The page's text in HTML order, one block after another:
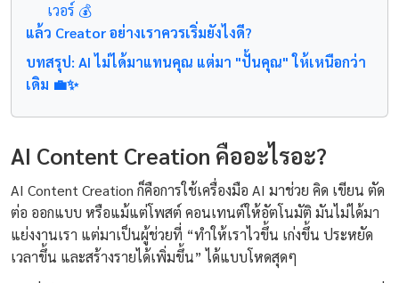
เวอร์ 💰
แล้ว Creator อย่างเราควรเริ่มยังไงดี?
บทสรุป: AI ไม่ได้มาแทนคุณ แต่มา "ปั้นคุณ" ให้เหนือกว่า
เดิม 💼✨
AI Content Creation คืออะไรอะ?
AI Content Creation ก็คือการใช้เครื่องมือ AI มาช่วย คิด เขียน ตัด
ต่อ ออกแบบ หรือแม้แต่โพสต์ คอนเทนต์ให้อัตโนมัติ มันไม่ได้มา
แย่งงานเรา แต่มาเป็นผู้ช่วยที่ “ทำให้เราไวขึ้น เก่งขึ้น ประหยัด
เวลาขึ้น และสร้างรายได้เพิ่มขึ้น” ได้แบบโหดสุดๆ